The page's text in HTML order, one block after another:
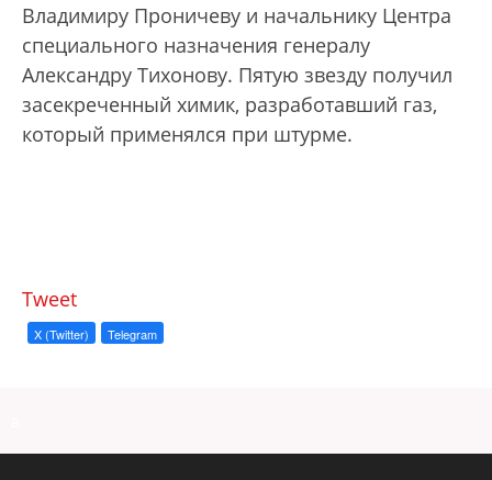
Владимиру Проничеву и начальнику Центра
специального назначения генералу
Александру Тихонову. Пятую звезду получил
засекреченный химик, разработавший газ,
который применялся при штурме.
Tweet
X (Twitter) Telegram